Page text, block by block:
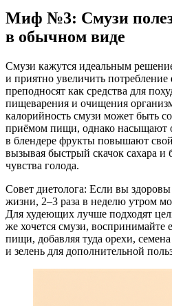
Миф №3: Смузи
в обычном виде
Смузи кажутся идеальным
и приятно увеличить
преподносят как средства для
пищеварения и очищения
калорийность смузи может быть
приёмом пищи, однако насыщают
в блендере фрукты повышают
вызывая быстрый скачок сахара и
чувства голода.
Совет диетолога: Если вы
жизни, 2–3 раза в неделю утром
Для худеющих лучше подходят
же хочется смузи,
пищи, добавляя туда орехи,
и зелень для дополнительной